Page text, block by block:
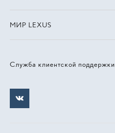
Служба клиентской поддержки
МИР LEXUS